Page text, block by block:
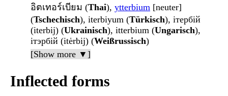
อิตเทอร์เบียม (Thai), ytterbium [neuter]
(Tschechisch), iterbiyum (Türkisch), ітербій
(iterbij) (Ukrainisch), itterbium (Ungarisch),
ітэрбій (itėrbij) (Weißrussisch)
[Show more ▼]
Inflected forms